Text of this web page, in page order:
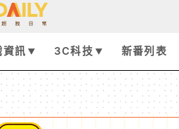
資訊 3C科技 新番列表